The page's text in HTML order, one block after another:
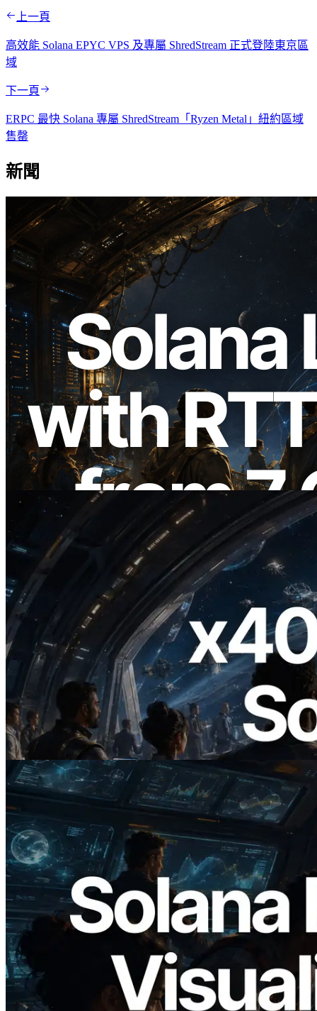
上一頁
高效能 Solana EPYC VPS 及專屬 ShredStream 正式登陸東京區
域
下一頁
ERPC 最快 Solana 專屬 ShredStream「Ryzen Metal」紐約區域
售罄
新聞
2026.08.05
ERPC 擴展 Solana Leader Slot API：新
增全球 7 個區域的 Ping 測量 —
Validators Information API 同步上線
閱讀此文章
2026.07.04
ERPC 發布支援 x402 支付的 Solana RPC
— AI Agent 按需為 API 付款的時代開啟
閱讀此文章
2026.05.24
Validators Solutions 釋出 Solana Block
Analyzer — 以 slot 為單位視覺化區塊生